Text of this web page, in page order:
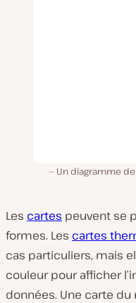
Un diagramme
Les cartes peuvent se
formes. Les cartes
cas particuliers, mais
couleur pour afficher
données. Une carte